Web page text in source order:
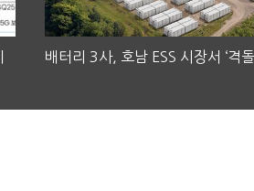
배터리 3사, 호남 ESS 시장서 ‘격돌